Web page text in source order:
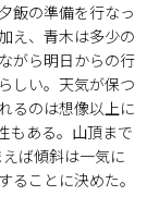
飯の準備を行なっ
え、青木は多少の
がら明日からの行
しい。天気が保つ
るのは想像以上に
もある。山頂まで
ば傾斜は一気に
ことに決めた。